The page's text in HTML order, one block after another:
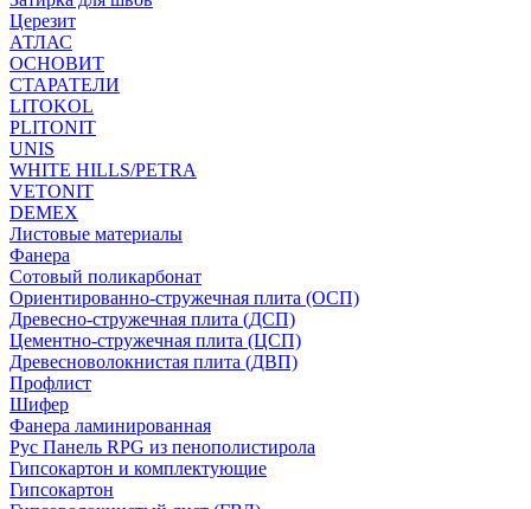
Церезит
АТЛАС
ОСНОВИТ
СТАРАТЕЛИ
LITOKOL
PLITONIT
UNIS
WHITE HILLS/PETRA
VETONIT
DEMEX
Листовые материалы
Фанера
Сотовый поликарбонат
Ориентированно-стружечная плита (ОСП)
Древесно-стружечная плита (ДСП)
Цементно-стружечная плита (ЦСП)
Древесноволокнистая плита (ДВП)
Профлист
Шифер
Фанера ламинированная
Рус Панель RPG из пенополистирола
Гипсокартон и комплектующие
Гипсокартон